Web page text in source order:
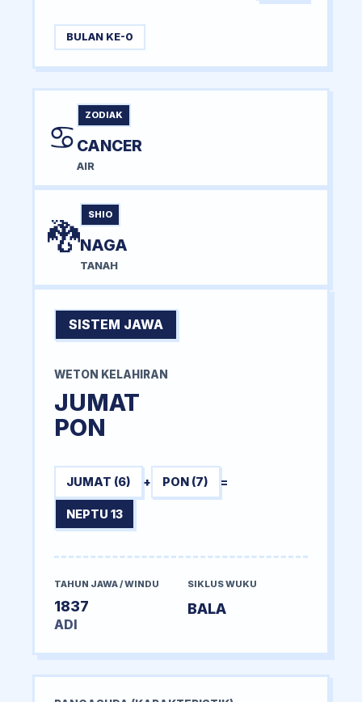
BULAN KE-0
♋
ZODIAK
CANCER
AIR
🐉
SHIO
NAGA
TANAH
SISTEM JAWA
WETON KELAHIRAN
JUMAT
PON
JUMAT (6) + PON (7) =
NEPTU 13
TAHUN JAWA / WINDU
1837
ADI
SIKLUS WUKU
BALA